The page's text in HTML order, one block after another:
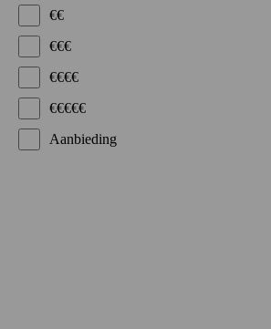
€€
€€€
€€€€
€€€€€
Aanbieding